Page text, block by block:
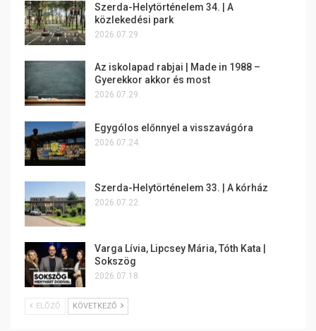
Szerda-Helytörténelem 34. | A
közlekedési park
2026.07.29.
Az iskolapad rabjai | Made in 1988 –
Gyerekkor akkor és most
2026.07.29.
Egygólos előnnyel a visszavágóra
2026.07.24.
Szerda-Helytörténelem 33. | A kórház
2026.07.22.
Varga Lívia, Lipcsey Mária, Tóth Kata |
Sokszög
2026.07.18.
ELŐZŐ KÖVETKEZŐ